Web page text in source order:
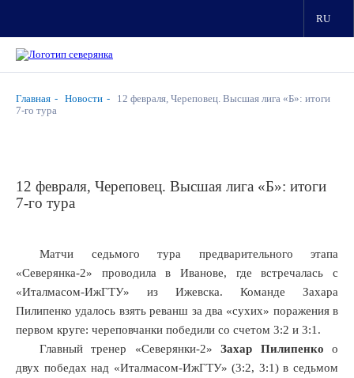
RU
Главная Новости
12 февраля, Череповец. Высшая лига «Б»: итоги
7-го тура
12 февраля, Череповец. Высшая лига «Б»: итоги
7-го тура
Матчи седьмого тура предварительного этапа
«Северянка-2» проводила в Иванове, где встречалась с
«Италмасом-ИжГТУ» из Ижевска. Команде Захара
Пилипенко удалось взять реванш за два «сухих» поражения в
первом круге: череповчанки победили со счетом 3:2 и 3:1.
Главный тренер «Северянки-2»Захар Пилипенко о
двух победах над «Италмасом-ИжГТУ» (3:2, 3:1) в седьмом